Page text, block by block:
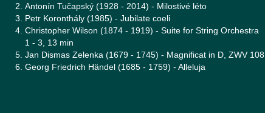
Antonín Tučapský (1928 - 2014) - Milostivé léto
Petr Koronthály (1985) - Jubilate coeli
Christopher Wilson (1874 - 1919) - Suite for String Orchestra
1 - 3, 13 min
Jan Dismas Zelenka (1679 - 1745) - Magnificat in D, ZWV 108
Georg Friedrich Händel (1685 - 1759) - Alleluja